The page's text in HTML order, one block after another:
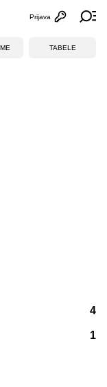
Otvori
Prijava
TABELE
4
1